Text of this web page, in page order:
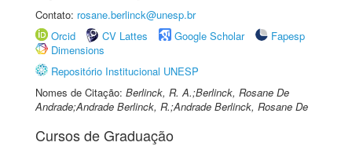
Contato: rosane.berlinck@unesp.br
Orcid
CV Lattes Google Scholar
Fapesp
Dimensions
Repositório Institucional UNESP
Nomes de Citação: Berlinck, R. A.;Berlinck, Rosane De
Andrade;Andrade Berlinck, R.;Andrade Berlinck, Rosane De
Cursos de Graduação